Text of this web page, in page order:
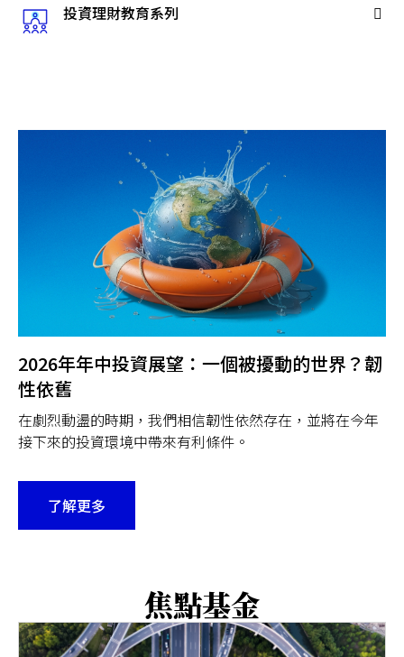
投資理財教育系列
2026年年中投資展望：一個被擾動的世界？韌
性依舊
在劇烈動盪的時期，我們相信韌性依然存在，並將在今年
接下來的投資環境中帶來有利條件。
了解更多
焦點基金